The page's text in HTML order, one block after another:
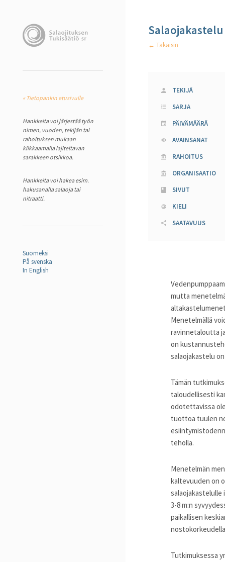
« Tietopankin etusivulle
Hankkeita voi järjestää työn
nimen, vuoden, tekijän tai
rahoituksen mukaan
klikkaamalla lajiteltavan
sarakkeen otsikkoa.
Hankkeita voi hakea esim.
hakusanalla salaoja tai
nitraatti.
Suomeksi
På svenska
In English
← Takaisin
TEKIJÄ
SARJA
PÄIVÄMÄÄRÄ
AVAINSANAT
RAHOITUS
ORGANISAATIO
SIVUT
KIELI
SAATAVUUS
mutta
Menetelmällä
ravinnetaloutta
on
salaojakastelu
Tämän
taloudellisesti
odotettavissa
tuottoa tuulen
teholla.
Menetelmän
kaltevuuden on
salaojakastelulle
3-8 m:n
paikallisen
Tutkimuksessa